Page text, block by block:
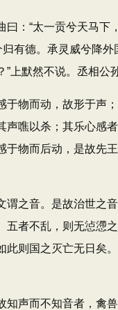
“太一贡兮天马下
有德。承灵威兮降
上默然不说。丞相公
而动，故形于声
噍以杀；其乐心感
物而后动，是故先
音。是故治世之
者不乱，则无惉懘
则国之灭亡无日矣
而不知音者，禽